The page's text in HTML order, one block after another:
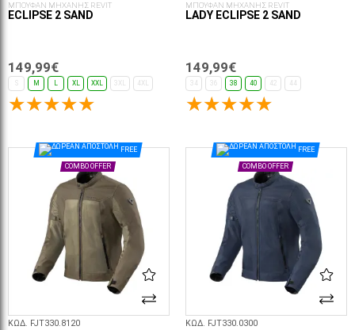
ΜΠΟΥΦΑΝ ΜΗΧΑΝΗΣ REVIT
ECLIPSE 2 SAND
149,99€
S M L XL XXL 3XL 4XL
ΜΠΟΥΦΑΝ ΜΗΧΑΝΗΣ REVIT
LADY ECLIPSE 2 SAND
149,99€
34 36 38 40 42 44
FREE
COMBO OFFER
ΚΩΔ. FJT330.8120
FREE
COMBO OFFER
ΚΩΔ. FJT330.0300